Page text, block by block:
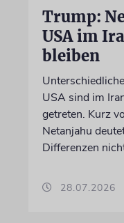
Trump:
USA im
bleiben
USA sind im
getreten. Kurz
Netanjahu
Differenzen
28.07.2026